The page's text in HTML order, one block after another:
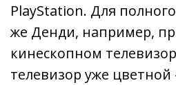
PlayStation. Для
же Денди, например,
кинескопном
телевизор уже